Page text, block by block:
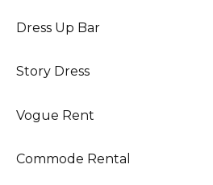
Dress Up Bar
Story Dress
Vogue Rent
Commode Rental